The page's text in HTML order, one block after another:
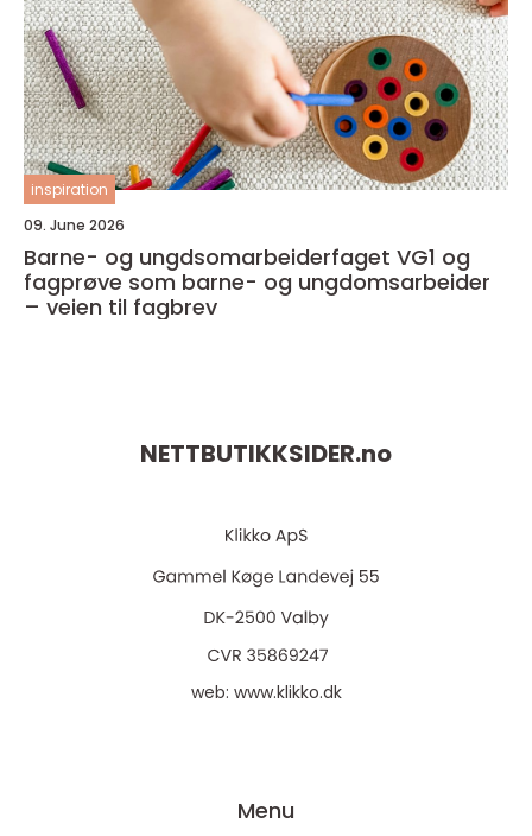
inspiration
09. June 2026
Barne- og ungdsomarbeiderfaget VG1 og
fagprøve som barne- og ungdomsarbeider
– veien til fagbrev
NETTBUTIKKSIDER.no
web: www.klikko.dk
Menu